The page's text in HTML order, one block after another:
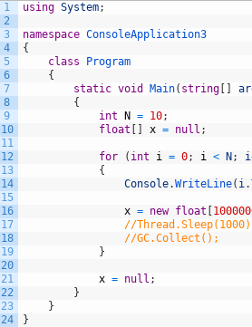
1
2
3
4
5
6
7
8
9
10
11
12
13
14
15
16
17
18
19
20
21
22
23
24
using System;
namespace ConsoleApplication3
{
class
Program
{
static void Main( string
{
int
N = 10;
float
x = null ;
for ( int i = 0; i < N ; i
{
Console.WriteLine( i.
x = new float
//
//GC.Collect();
}
x = null ;
}
}
}